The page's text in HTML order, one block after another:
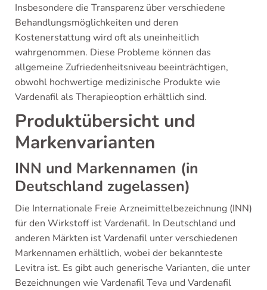
Insbesondere die Transparenz über verschiedene
Behandlungsmöglichkeiten und deren
Kostenerstattung wird oft als uneinheitlich
wahrgenommen. Diese Probleme können das
allgemeine Zufriedenheitsniveau beeinträchtigen,
obwohl hochwertige medizinische Produkte wie
Vardenafil als Therapieoption erhältlich sind.
Produktübersicht und
Markenvarianten
INN und Markennamen (in
Deutschland zugelassen)
Die Internationale Freie Arzneimittelbezeichnung (INN)
für den Wirkstoff ist Vardenafil. In Deutschland und
anderen Märkten ist Vardenafil unter verschiedenen
Markennamen erhältlich, wobei der bekannteste
Levitra ist. Es gibt auch generische Varianten, die unter
Bezeichnungen wie Vardenafil Teva und Vardenafil